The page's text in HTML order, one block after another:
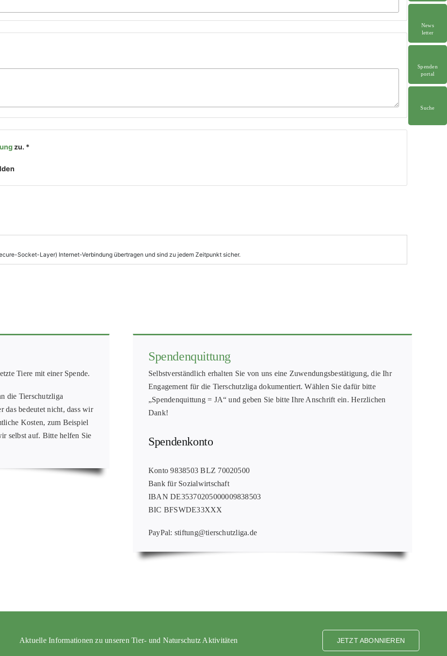
News
letter
Spenden
portal
Suche
Tiere mit einer Spende.
die Tierschutzliga
das bedeutet nicht, dass wir
Kosten, zum Beispiel
selbst auf. Bitte helfen Sie
Spendenquittung
Selbstverständlich erhalten Sie von uns eine Zuwendungsbestätigung, die Ihr
Engagement für die Tierschutzliga dokumentiert. Wählen Sie dafür bitte
„Spendenquittung = JA“ und geben Sie bitte Ihre Anschrift ein. Herzlichen
Dank!
Spendenkonto
Konto 9838503 BLZ 70020500
Bank für Sozialwirtschaft
IBAN DE35370205000009838503
BIC BFSWDE33XXX
PayPal: stiftung@tierschutzliga.de
Aktuelle Informationen zu unseren Tier- und Naturschutz Aktivitäten JETZT ABONNIEREN